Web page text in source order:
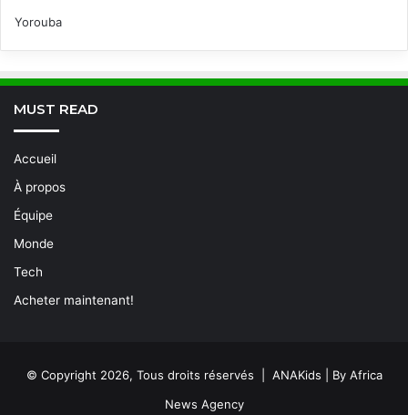
Yorouba
MUST READ
Accueil
À propos
Équipe
Monde
Tech
Acheter maintenant!
© Copyright 2026, Tous droits réservés | ANAKids | By Africa
News Agency